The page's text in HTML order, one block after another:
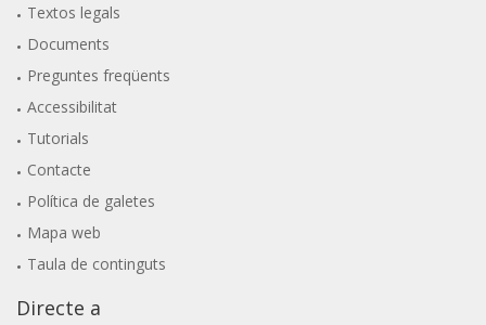
Textos legals
Documents
Preguntes freqüents
Accessibilitat
Tutorials
Contacte
Política de galetes
Mapa web
Taula de continguts
Directe a